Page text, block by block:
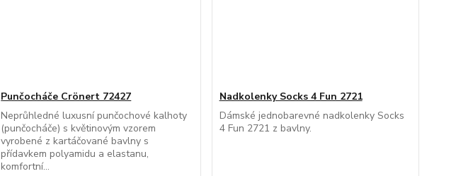
Punčocháče Crönert 72427
Neprůhledné luxusní punčochové kalhoty
(punčocháče) s květinovým vzorem
vyrobené z kartáčované bavlny s
přídavkem polyamidu a elastanu,
komfortní...
Nadkolenky Socks 4 Fun 2721
Dámské jednobarevné nadkolenky Socks
4 Fun 2721 z bavlny.